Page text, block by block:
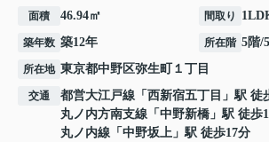
面積 46.94㎡ 間取り
築年数 築12年 所在階 5階/
所在地 東京都中野区弥生町 １丁目
交通 都営大江戸線 「 西新宿五丁目 」駅 徒
丸ノ内方南支線 「 中野新橋 」駅 徒歩
丸ノ内線 「 中野坂上 」駅 徒歩17分